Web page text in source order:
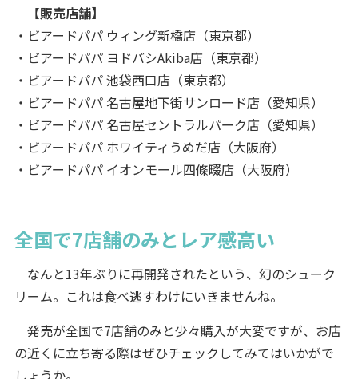
【販売店舗】
・ビアードパパ ウィング新橋店（東京都）
・ビアードパパ ヨドバシAkiba店（東京都）
・ビアードパパ 池袋西口店（東京都）
・ビアードパパ 名古屋地下街サンロード店（愛知県）
・ビアードパパ 名古屋セントラルパーク店（愛知県）
・ビアードパパ ホワイティうめだ店（大阪府）
・ビアードパパ イオンモール四條畷店（大阪府）
全国で7店舗のみとレア感高い
なんと13年ぶりに再開発されたという、幻のシューク
リーム。これは食べ逃すわけにいきませんね。
発売が全国で7店舗のみと少々購入が大変ですが、お店
の近くに立ち寄る際はぜひチェックしてみてはいかがで
しょうか。